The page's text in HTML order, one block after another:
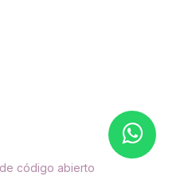
código abierto